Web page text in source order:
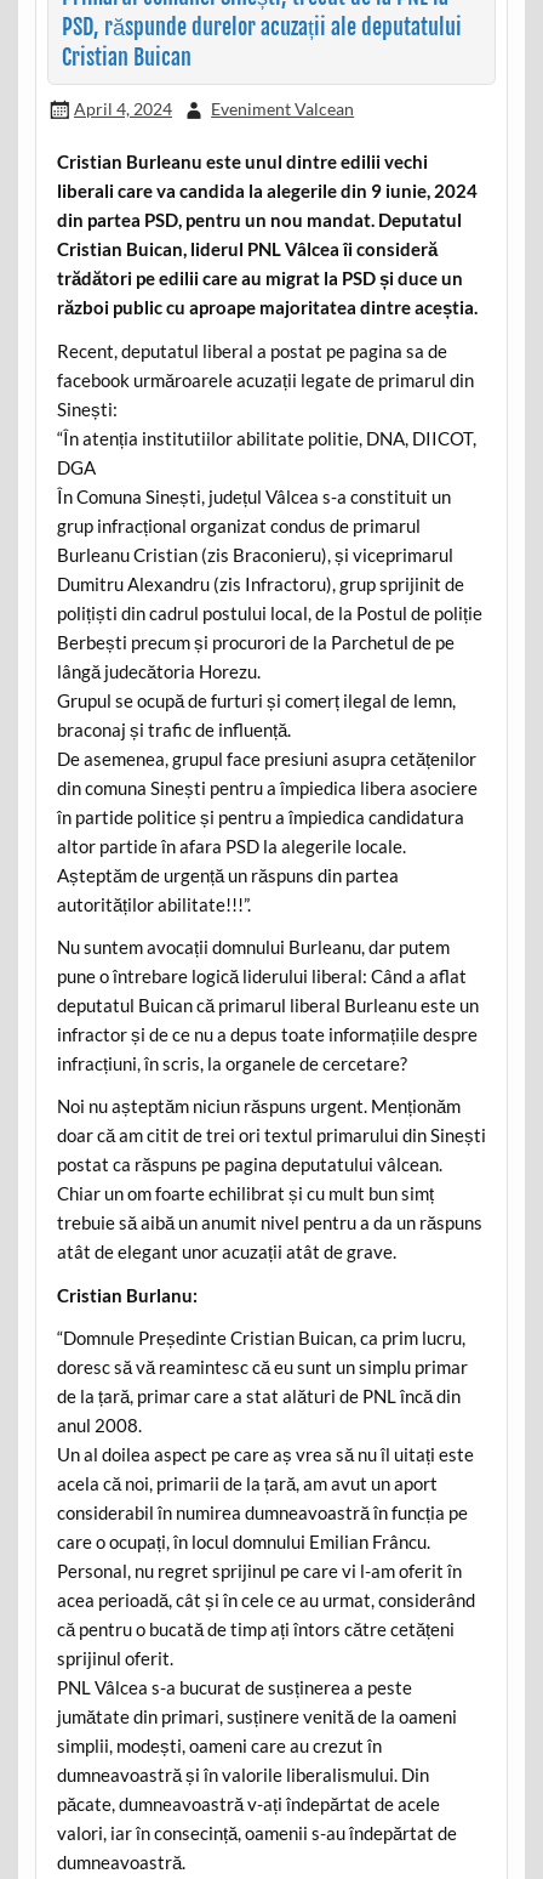
PSD, răspunde durelor acuzații ale deputatului
Cristian Buican
April 4, 2024 Eveniment Valcean
Cristian Burleanu este unul dintre edilii vechi
liberali care va candida la alegerile din 9 iunie, 2024
din partea PSD, pentru un nou mandat. Deputatul
Cristian Buican, liderul PNL Vâlcea îi consideră
trădători pe edilii care au migrat la PSD și duce un
război public cu aproape majoritatea dintre aceștia.
Recent, deputatul liberal a postat pe pagina sa de
facebook urmăroarele acuzații legate de primarul din
Sinești:
“În atenția institutiilor abilitate politie, DNA, DIICOT,
DGA
În Comuna Sinești, județul Vâlcea s-a constituit un
grup infracțional organizat condus de primarul
Burleanu Cristian (zis Braconieru), și viceprimarul
Dumitru Alexandru (zis Infractoru), grup sprijinit de
polițiști din cadrul postului local, de la Postul de poliție
Berbești precum și procurori de la Parchetul de pe
lângă judecătoria Horezu.
Grupul se ocupă de furturi și comerț ilegal de lemn,
braconaj și trafic de influență.
De asemenea, grupul face presiuni asupra cetățenilor
din comuna Sinești pentru a împiedica libera asociere
în partide politice și pentru a împiedica candidatura
altor partide în afara PSD la alegerile locale.
Așteptăm de urgență un răspuns din partea
autorităților abilitate!!!”.
Nu suntem avocații domnului Burleanu, dar putem
pune o întrebare logică liderului liberal: Când a aflat
deputatul Buican că primarul liberal Burleanu este un
infractor și de ce nu a depus toate informațiile despre
infracțiuni, în scris, la organele de cercetare?
Noi nu așteptăm niciun răspuns urgent. Menționăm
doar că am citit de trei ori textul primarului din Sinești
postat ca răspuns pe pagina deputatului vâlcean.
Chiar un om foarte echilibrat și cu mult bun simț
trebuie să aibă un anumit nivel pentru a da un răspuns
atât de elegant unor acuzații atât de grave.
Cristian Burlanu:
“Domnule Președinte Cristian Buican, ca prim lucru,
doresc să vă reamintesc că eu sunt un simplu primar
de la țară, primar care a stat alături de PNL încă din
anul 2008.
Un al doilea aspect pe care aș vrea să nu îl uitați este
acela că noi, primarii de la țară, am avut un aport
considerabil în numirea dumneavoastră în funcția pe
care o ocupați, în locul domnului Emilian Frâncu.
Personal, nu regret sprijinul pe care vi l-am oferit în
acea perioadă, cât și în cele ce au urmat, considerând
că pentru o bucată de timp ați întors către cetățeni
sprijinul oferit.
PNL Vâlcea s-a bucurat de susținerea a peste
jumătate din primari, susținere venită de la oameni
simplii, modești, oameni care au crezut în
dumneavoastră și în valorile liberalismului. Din
păcate, dumneavoastră v-ați îndepărtat de acele
valori, iar în consecință, oamenii s-au îndepărtat de
dumneavoastră.